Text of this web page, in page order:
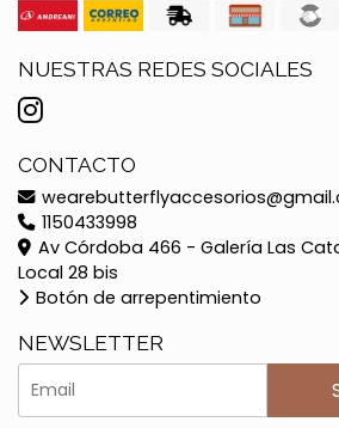
NUESTRAS REDES SOCIALES
CONTACTO
1150433998
Av Córdoba 466 - Galería Las
Local 28 bis
Botón de arrepentimiento
NEWSLETTER